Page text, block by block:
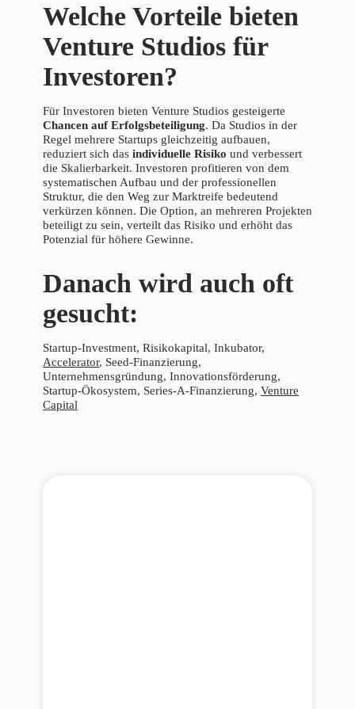
Welche Vorteile bieten
Venture Studios für
Investoren?
Für Investoren bieten Venture Studios gesteigerte
Chancen auf Erfolgsbeteiligung. Da Studios in der
Regel mehrere Startups gleichzeitig aufbauen,
reduziert sich das individuelle Risiko und verbessert
die Skalierbarkeit. Investoren profitieren von dem
systematischen Aufbau und der professionellen
Struktur, die den Weg zur Marktreife bedeutend
verkürzen können. Die Option, an mehreren Projekten
beteiligt zu sein, verteilt das Risiko und erhöht das
Potenzial für höhere Gewinne.
Danach wird auch oft
gesucht:
Startup-Investment, Risikokapital, Inkubator,
Accelerator, Seed-Finanzierung,
Unternehmensgründung, Innovationsförderung,
Startup-Ökosystem, Series-A-Finanzierung, Venture
Capital